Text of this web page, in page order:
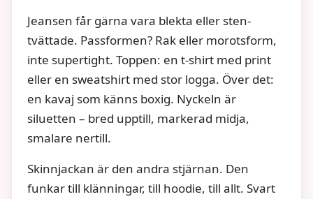
Jeansen får gärna vara blekta eller sten-
tvättade. Passformen? Rak eller morotsform,
inte supertight. Toppen: en t-shirt med print
eller en sweatshirt med stor logga. Över det:
en kavaj som känns boxig. Nyckeln är
siluetten – bred upptill, markerad midja,
smalare nertill.
Skinnjackan är den andra stjärnan. Den
funkar till klänningar, till hoodie, till allt. Svart